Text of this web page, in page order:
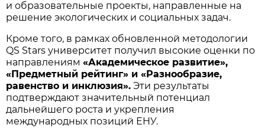
и образовательные проекты, направленные на
решение экологических и социальных задач.
Кроме того, в рамках обновленной методологии
QS Stars университет получил высокие оценки по
направлениям«Академическое развитие»,
«Предметный рейтинг» и «Разнообразие,
равенство и инклюзия». Эти результаты
подтверждают значительный потенциал
дальнейшего роста и укрепления
международных позиций ЕНУ.